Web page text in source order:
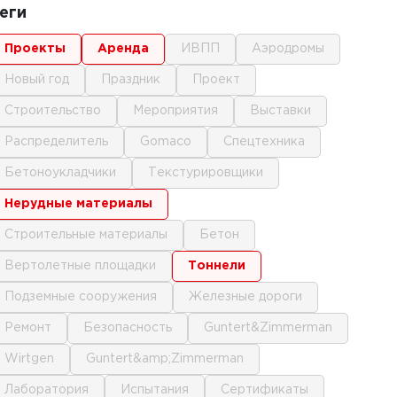
проекты аренда ИВПП аэродромы
новый год праздник проект
строительство мероприятия выставки
распределитель gomaco спецтехника
бетоноукладчики текстурировщики
нерудные материалы
строительные материалы бетон
вертолетные площадки тоннели
подземные сооружения железные дороги
ремонт безопасность Guntert&Zimmerman
Wirtgen Guntert&amp;Zimmerman
лаборатория испытания сертификаты